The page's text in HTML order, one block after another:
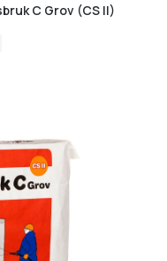
C Grov (CS II)